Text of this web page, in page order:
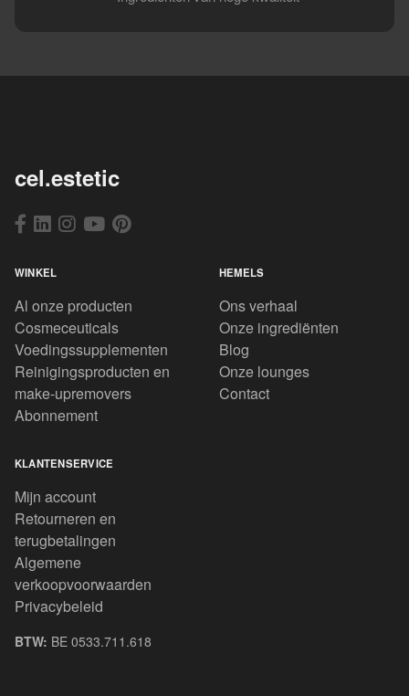
cel.estetic
WINKEL
Al onze producten
Cosmeceuticals
Voedingssupplementen
Reinigingsproducten en
make-upremovers
Abonnement
HEMELS
Ons verhaal
Onze ingrediënten
Blog
Onze lounges
Contact
KLANTENSERVICE
Mijn account
Retourneren en
terugbetalingen
Algemene
verkoopvoorwaarden
Privacybeleid
BTW: BE 0533.711.618